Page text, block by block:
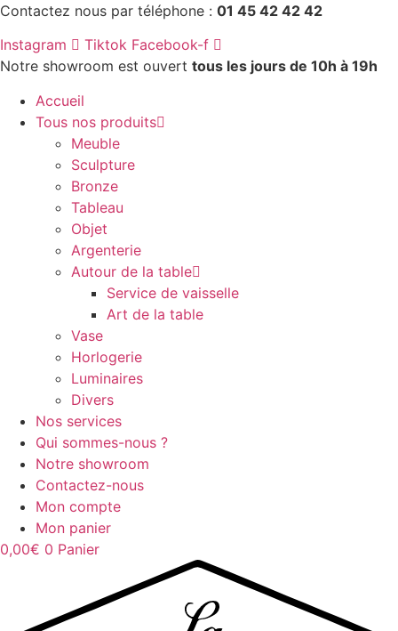
Aller
contenu
Contactez nous par téléphone : 01 45 42 42 42
Instagram
Tiktok Facebook-f
Notre showroom est ouvert tous les jours de 10h à 19h
Accueil
Tous nos produits
Meuble
Sculpture
Bronze
Tableau
Objet
Argenterie
Autour de la table
Service de vaisselle
Art de la table
Vase
Horlogerie
Luminaires
Divers
Nos services
Qui sommes-nous ?
Notre showroom
Contactez-nous
Mon compte
Mon panier
0,00€ 0 Panier